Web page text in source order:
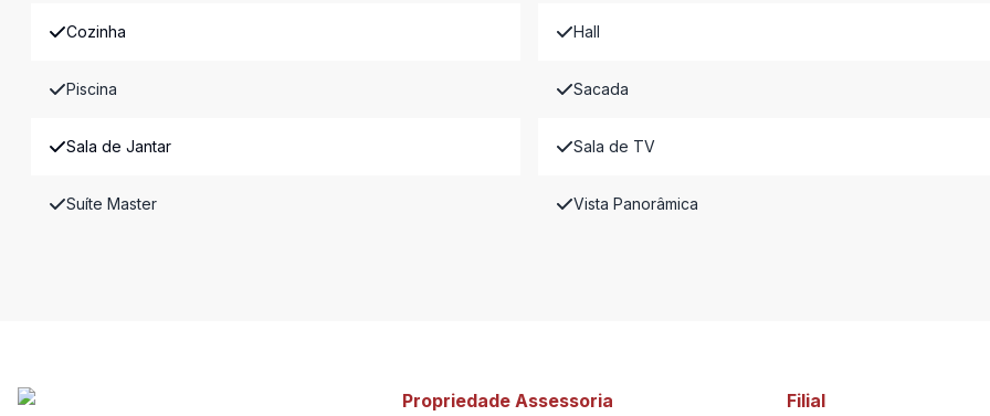
Cozinha Hall
Piscina Sacada
Sala de Jantar Sala de TV
Suíte Master Vista Panorâmica
Propriedade Assessoria Filial